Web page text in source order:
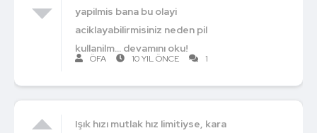
yapilmis bana bu olayi
aciklayabilirmisiniz neden pil
kullanilm... devamını oku!
ÖFA 10 YIL ÖNCE 1
Işık hızı mutlak hız limitiyse, kara